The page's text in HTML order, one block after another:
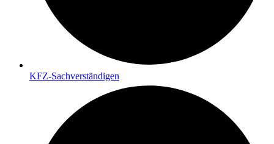
KFZ-Sachverständigen